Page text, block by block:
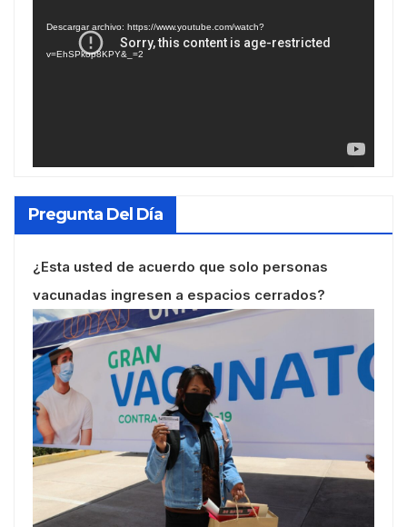
Descargar archivo: https://www.youtube.com/watch?
v=EhSPkop8KPY&_=2
Pregunta Del Día
¿Esta usted de acuerdo que solo personas
vacunadas ingresen a espacios cerrados?